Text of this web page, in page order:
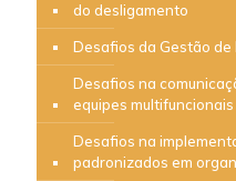
do desligamento
Desafios da Gestão
Desafios na
equipes multifuncionais
Desafios na
padronizados em